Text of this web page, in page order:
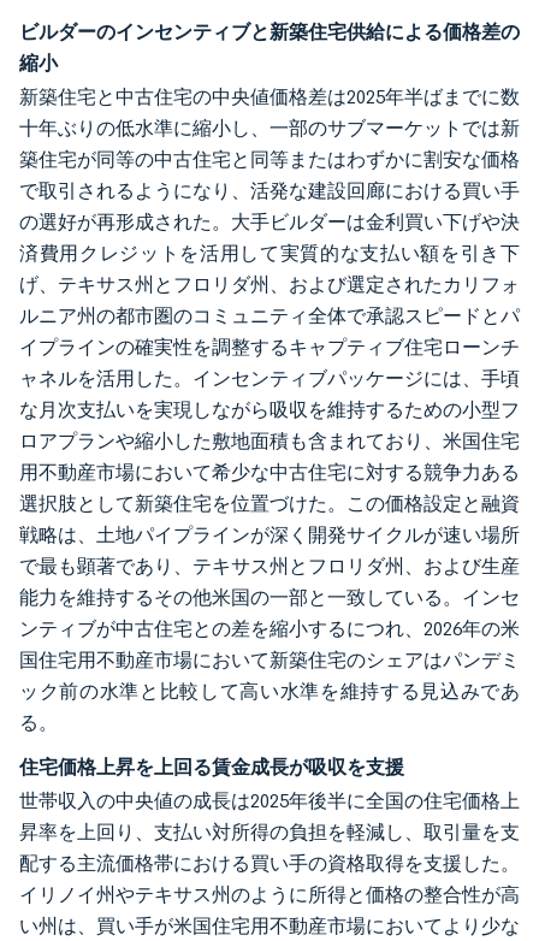
ビルダーのインセンティブと新築住宅供給による価格差の
縮小
新築住宅と中古住宅の中央値価格差は2025年半ばまでに数
十年ぶりの低水準に縮小し、一部のサブマーケットでは新
築住宅が同等の中古住宅と同等またはわずかに割安な価格
で取引されるようになり、活発な建設回廊における買い手
の選好が再形成された。大手ビルダーは金利買い下げや決
済費用クレジットを活用して実質的な支払い額を引き下
げ、テキサス州とフロリダ州、および選定されたカリフォ
ルニア州の都市圏のコミュニティ全体で承認スピードとパ
イプラインの確実性を調整するキャプティブ住宅ローンチ
ャネルを活用した。インセンティブパッケージには、手頃
な月次支払いを実現しながら吸収を維持するための小型フ
ロアプランや縮小した敷地面積も含まれており、米国住宅
用不動産市場において希少な中古住宅に対する競争力ある
選択肢として新築住宅を位置づけた。この価格設定と融資
戦略は、土地パイプラインが深く開発サイクルが速い場所
で最も顕著であり、テキサス州とフロリダ州、および生産
能力を維持するその他米国の一部と一致している。インセ
ンティブが中古住宅との差を縮小するにつれ、2026年の米
国住宅用不動産市場において新築住宅のシェアはパンデミ
ック前の水準と比較して高い水準を維持する見込みであ
る。
住宅価格上昇を上回る賃金成長が吸収を支援
世帯収入の中央値の成長は2025年後半に全国の住宅価格上
昇率を上回り、支払い対所得の負担を軽減し、取引量を支
配する主流価格帯における買い手の資格取得を支援した。
イリノイ州やテキサス州のように所得と価格の整合性が高
い州は、買い手が米国住宅用不動産市場においてより少な